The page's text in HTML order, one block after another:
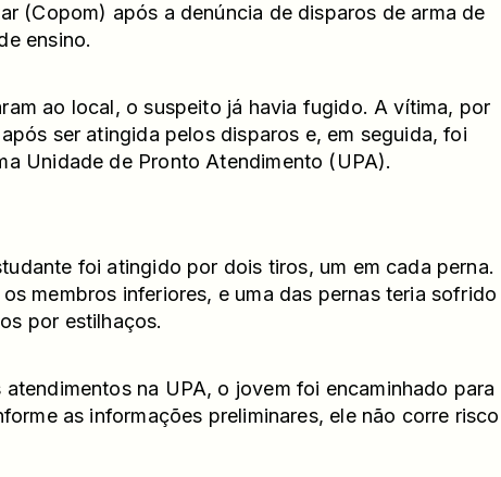
(Copom) após a denúncia de disparos de arma de
ensino.
ao local, o suspeito já havia fugido. A vítima, por
ser atingida pelos disparos e, em seguida, foi
Unidade de Pronto Atendimento (UPA).
foi atingido por dois tiros, um em cada perna.
membros inferiores, e uma das pernas teria sofrido
por estilhaços.
na UPA, o jovem foi encaminhado para
as informações preliminares, ele não corre risco